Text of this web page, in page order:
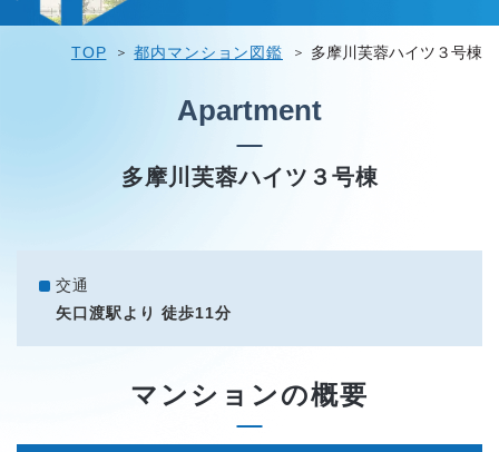
TOP 都内マンション図鑑 多摩川芙蓉ハイツ３号棟
Apartment
多摩川芙蓉ハイツ３号棟
交通
矢口渡駅より 徒歩11分
マンションの概要